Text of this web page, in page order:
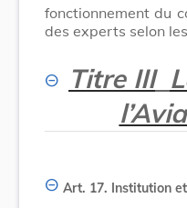
fonctionnement du
des experts selon
Titre III
Art. 17. Institution